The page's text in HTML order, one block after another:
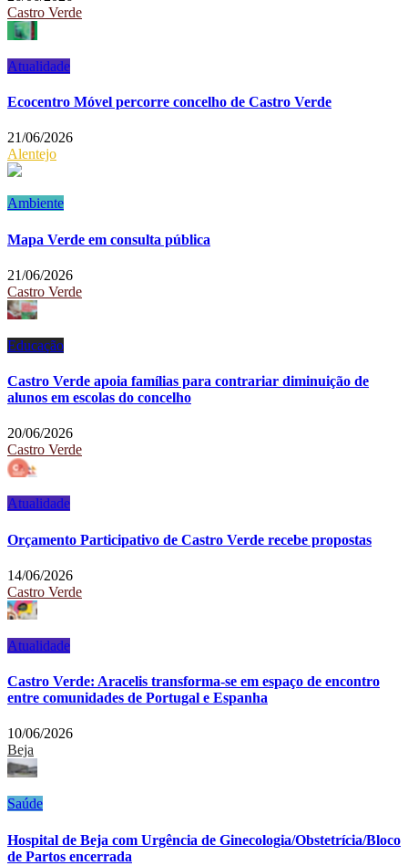
Castro Verde
Atualidade
Ecocentro Móvel percorre concelho de Castro Verde
21/06/2026
Alentejo
Ambiente
Mapa Verde em consulta pública
21/06/2026
Castro Verde
Educação
Castro Verde apoia famílias para contrariar diminuição de
alunos em escolas do concelho
20/06/2026
Castro Verde
Atualidade
Orçamento Participativo de Castro Verde recebe propostas
14/06/2026
Castro Verde
Atualidade
Castro Verde: Aracelis transforma-se em espaço de encontro
entre comunidades de Portugal e Espanha
10/06/2026
Beja
Saúde
Hospital de Beja com Urgência de Ginecologia/Obstetrícia/Bloco
de Partos encerrada